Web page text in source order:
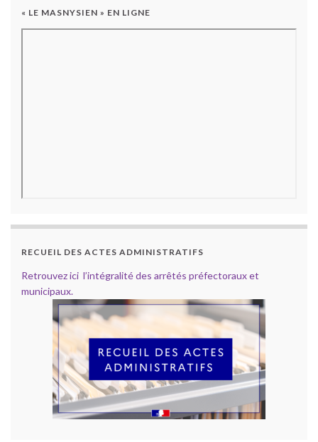
« LE MASNYSIEN » EN LIGNE
RECUEIL DES ACTES ADMINISTRATIFS
Retrouvez ici l’intégralité des arrêtés préfectoraux et
municipaux.